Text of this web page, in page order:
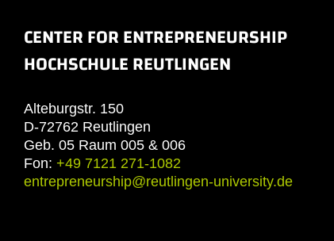
CENTER FOR ENTREPRENEURSHIP
HOCHSCHULE REUTLINGEN
Alteburgstr. 150
D-72762 Reutlingen
Geb. 05 Raum 005 & 006
Fon: +49 7121 271-1082
entrepreneurship@reutlingen-university.de